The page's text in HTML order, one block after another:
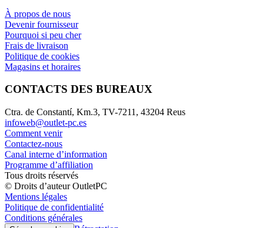
À propos de nous
Devenir fournisseur
Pourquoi si peu cher
Frais de livraison
Politique de cookies
Magasins et horaires
CONTACTS DES BUREAUX
Ctra. de Constantí, Km.3, TV-7211, 43204 Reus
infoweb@outlet-pc.es
Comment venir
Contactez-nous
Canal interne d’information
Programme d’affiliation
Tous droits réservés
© Droits d’auteur OutletPC
Mentions légales
Politique de confidentialité
Conditions générales